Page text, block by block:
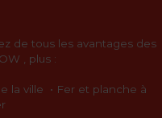
de tous les avantages des
, plus :
la ville • Fer et planche à